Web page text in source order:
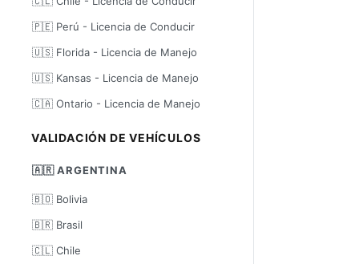
🇵🇪 Perú - Licencia de Conducir
🇺🇸 Florida - Licencia de Manejo
🇺🇸 Kansas - Licencia de Manejo
🇨🇦 Ontario - Licencia de Manejo
VALIDACIÓN DE VEHÍCULOS
🇦🇷 ARGENTINA
🇧🇴 Bolivia
🇧🇷 Brasil
🇨🇱 Chile